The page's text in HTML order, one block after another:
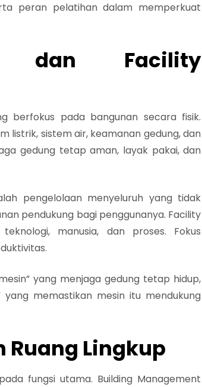
peran pelatihan dalam memperkuat
dan Facility
berfokus pada bangunan secara fisik.
listrik, sistem air, keamanan gedung, dan
gedung tetap aman, layak pakai, dan
pengelolaan menyeluruh yang tidak
pendukung bagi penggunanya. Facility
manusia, dan proses. Fokus
yang menjaga gedung tetap hidup,
memastikan mesin itu mendukung
Ruang Lingkup
fungsi utama. Building Management